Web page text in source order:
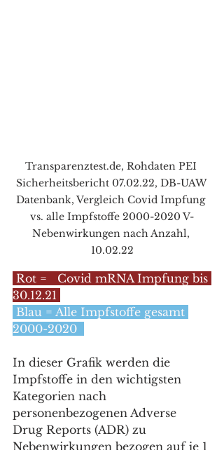
Transparenztest.de, Rohdaten PEI
Sicherheitsbericht 07.02.22, DB-UAW
Datenbank, Vergleich Covid Impfung
vs. alle Impfstoffe 2000-2020 V-
Nebenwirkungen nach Anzahl,
10.02.22
30.12.21
2000-2020
In dieser Grafik werden die
Impfstoffe in den wichtigsten
Kategorien nach
personenbezogenen Adverse
Drug Reports (ADR) zu
Nebenwirkungen bezogen auf je 1